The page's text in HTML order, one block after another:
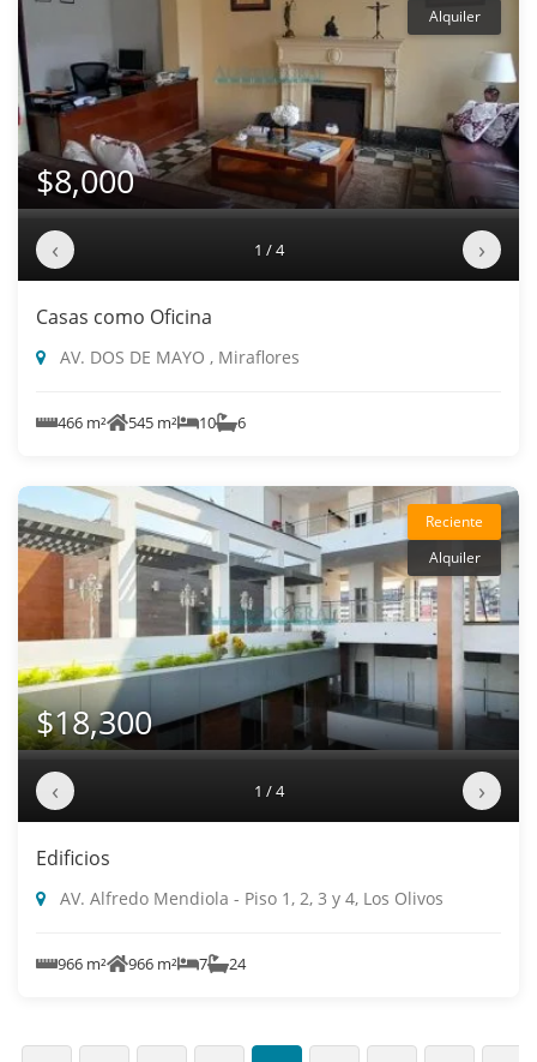
Alquiler
$8,000
‹ 1 / 4 ›
Casas como Oficina
AV. DOS DE MAYO , Miraflores
466 m² 545 m² 10 6
Reciente
Alquiler
$18,300
‹ 1 / 4 ›
Edificios
AV. Alfredo Mendiola - Piso 1, 2, 3 y 4, Los Olivos
966 m² 966 m² 7 24